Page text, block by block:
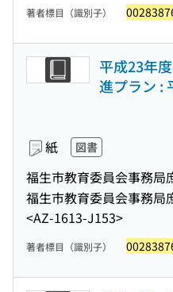
著者標目（識別子）
平成23年
進プラン :
紙 図書
福生市教育委員会事務局
福生市教育委員会事務局
<AZ-1613-J153>
著者標目（識別子）